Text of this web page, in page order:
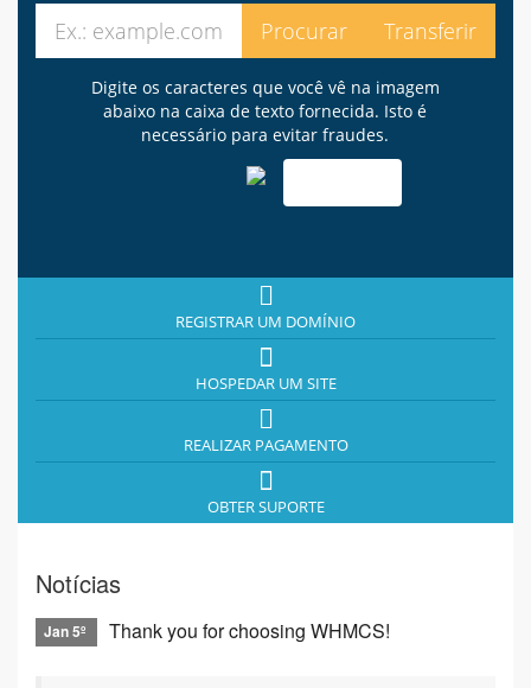
Digite os caracteres que você vê na imagem
abaixo na caixa de texto fornecida. Isto é
necessário para evitar fraudes.
REGISTRAR UM DOMÍNIO
HOSPEDAR UM SITE
REALIZAR PAGAMENTO
OBTER SUPORTE
Notícias
Jan 5º Thank you for choosing WHMCS!